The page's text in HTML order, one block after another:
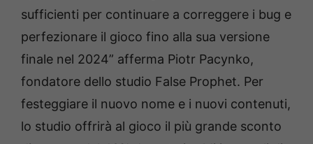
sufficienti per continuare a correggere i bug e
perfezionare il gioco fino alla sua versione
finale nel 2024” afferma Piotr Pacynko,
fondatore dello studio False Prophet. Per
festeggiare il nuovo nome e i nuovi contenuti,
lo studio offrirà al gioco il più grande sconto